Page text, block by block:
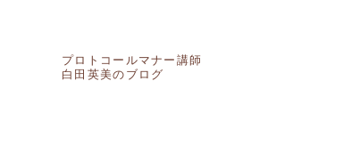
プロトコールマナー講師
白田英美のブログ